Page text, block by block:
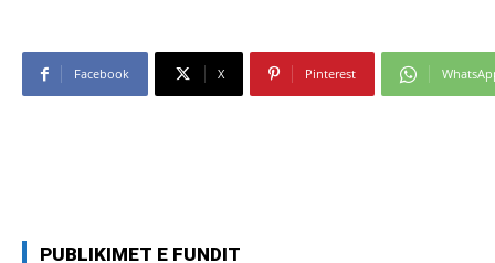
Facebook X Pinterest
PUBLIKIMET E FUNDIT